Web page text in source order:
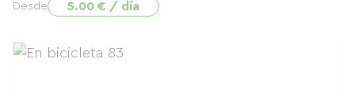
Desde 5.00 € / día